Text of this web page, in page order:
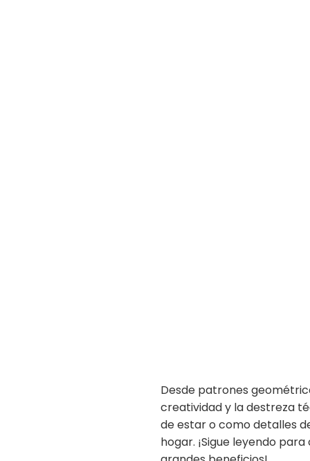
Desde patrones
creatividad y la destreza
de estar o como detalles
hogar. ¡Sigue leyendo